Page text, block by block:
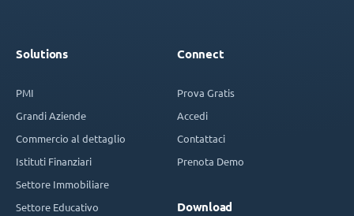
Solutions
PMI
Grandi Aziende
Commercio al dettaglio
Istituti Finanziari
Settore Immobiliare
Settore Educativo
Connect
Prova Gratis
Accedi
Contattaci
Prenota Demo
Download